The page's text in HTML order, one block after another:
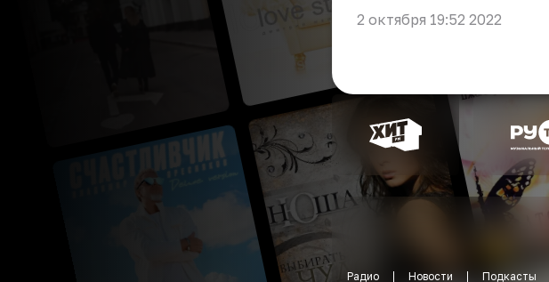
2 октября 19:52 2022
Радио Новости Подкасты